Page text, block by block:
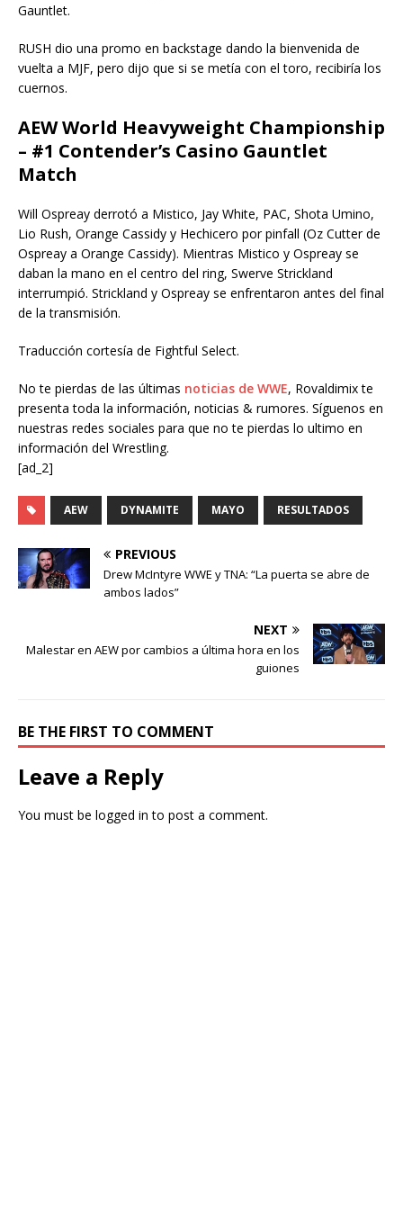
Gauntlet.
RUSH dio una promo en backstage dando la bienvenida de
vuelta a MJF, pero dijo que si se metía con el toro, recibiría los
cuernos.
AEW World Heavyweight Championship
– #1 Contender’s Casino Gauntlet
Match
Will Ospreay derrotó a Mistico, Jay White, PAC, Shota Umino,
Lio Rush, Orange Cassidy y Hechicero por pinfall (Oz Cutter de
Ospreay a Orange Cassidy). Mientras Mistico y Ospreay se
daban la mano en el centro del ring, Swerve Strickland
interrumpió. Strickland y Ospreay se enfrentaron antes del final
de la transmisión.
Traducción cortesía de Fightful Select.
No te pierdas de las últimas noticias de WWE, Rovaldimix te
presenta toda la información, noticias & rumores. Síguenos en
nuestras redes sociales para que no te pierdas lo ultimo en
información del Wrestling.
[ad_2]
AEW DYNAMITE MAYO RESULTADOS
PREVIOUS
Drew McIntyre WWE y TNA: “La puerta se abre de
ambos lados”
NEXT
Malestar en AEW por cambios a última hora en los
guiones
BE THE FIRST TO COMMENT
Leave a Reply
You must be logged in to post a comment.